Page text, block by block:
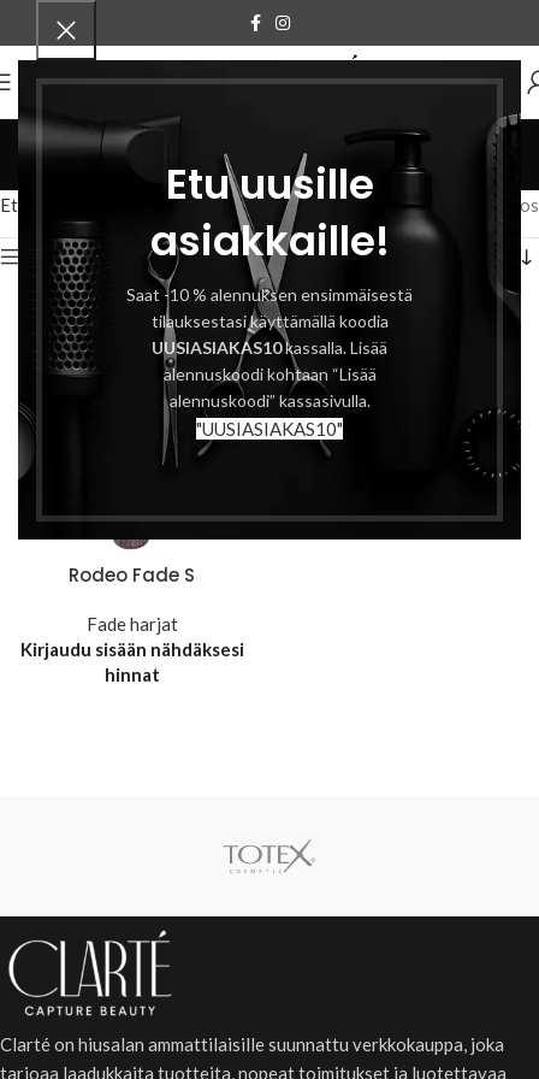
Etu uusille
asiakkaille!
Saat -10 % alennuksen ensimmäisestä
tilauksestasi käyttämällä koodia
UUSIASIAKAS10kassalla. Lisää
alennuskoodi kohtaan “Lisää
alennuskoodi” kassasivulla.
"UUSIASIAKAS10"
VALIKKO
Tuotteet
Etusivu Tuotteet avainsanalla “S” Näytetään ainoa tulos
Näytä sivupalkki
Rodeo Fade S
Fade harjat
Kirjaudu sisään nähdäksesi
hinnat
Clarté on hiusalan ammattilaisille suunnattu verkkokauppa, joka
tarjoaa laadukkaita tuotteita, nopeat toimitukset ja luotettavaa